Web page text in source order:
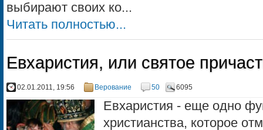
выбирают своих ко...
Читать полностью...
Евхаристия, или святое
02.01.2011, 19:56 Верование 50 6095
Евхаристия - еще одно
христианства, которое